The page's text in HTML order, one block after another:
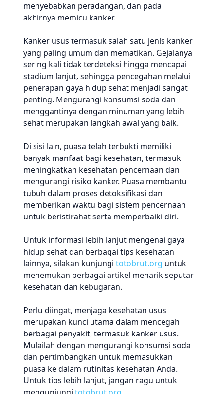
menyebabkan peradangan, dan pada
akhirnya memicu kanker.
Kanker usus termasuk salah satu jenis kanker
yang paling umum dan mematikan. Gejalanya
sering kali tidak terdeteksi hingga mencapai
stadium lanjut, sehingga pencegahan melalui
penerapan gaya hidup sehat menjadi sangat
penting. Mengurangi konsumsi soda dan
menggantinya dengan minuman yang lebih
sehat merupakan langkah awal yang baik.
Di sisi lain, puasa telah terbukti memiliki
banyak manfaat bagi kesehatan, termasuk
meningkatkan kesehatan pencernaan dan
mengurangi risiko kanker. Puasa membantu
tubuh dalam proses detoksifikasi dan
memberikan waktu bagi sistem pencernaan
untuk beristirahat serta memperbaiki diri.
Untuk informasi lebih lanjut mengenai gaya
hidup sehat dan berbagai tips kesehatan
lainnya, silakan kunjungi totobrut.org untuk
menemukan berbagai artikel menarik seputar
kesehatan dan kebugaran.
Perlu diingat, menjaga kesehatan usus
merupakan kunci utama dalam mencegah
berbagai penyakit, termasuk kanker usus.
Mulailah dengan mengurangi konsumsi soda
dan pertimbangkan untuk memasukkan
puasa ke dalam rutinitas kesehatan Anda.
Untuk tips lebih lanjut, jangan ragu untuk